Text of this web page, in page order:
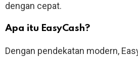
dengan cepat.
Apa itu EasyCash?
Dengan pendekatan modern,